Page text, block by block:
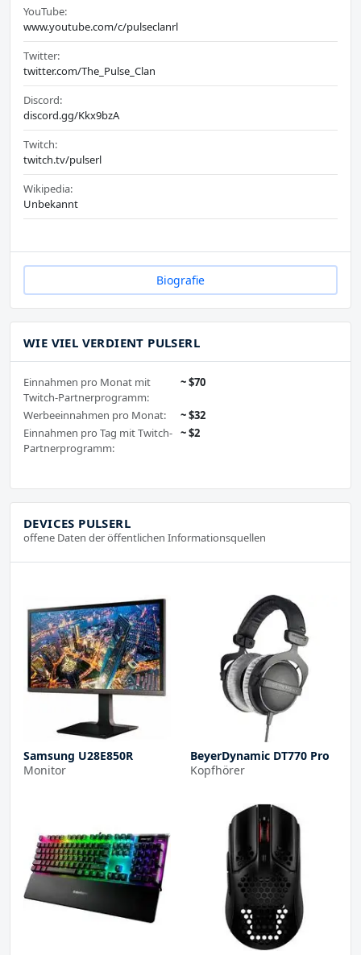
YouTube:
www.youtube.com/c/pulseclanrl
Twitter:
twitter.com/The_Pulse_Clan
Discord:
discord.gg/Kkx9bzA
Twitch:
twitch.tv/pulserl
Wikipedia:
Unbekannt
Biografie
WIE VIEL VERDIENT PULSERL
Einnahmen pro Monat mit
Twitch-Partnerprogramm:
~ $70
Werbeeinnahmen pro Monat:
~ $32
Einnahmen pro Tag mit Twitch-
Partnerprogramm:
~ $2
DEVICES PULSERL
offene Daten der öffentlichen Informationsquellen
Samsung U28E850R
Monitor
BeyerDynamic DT770 Pro
Kopfhörer